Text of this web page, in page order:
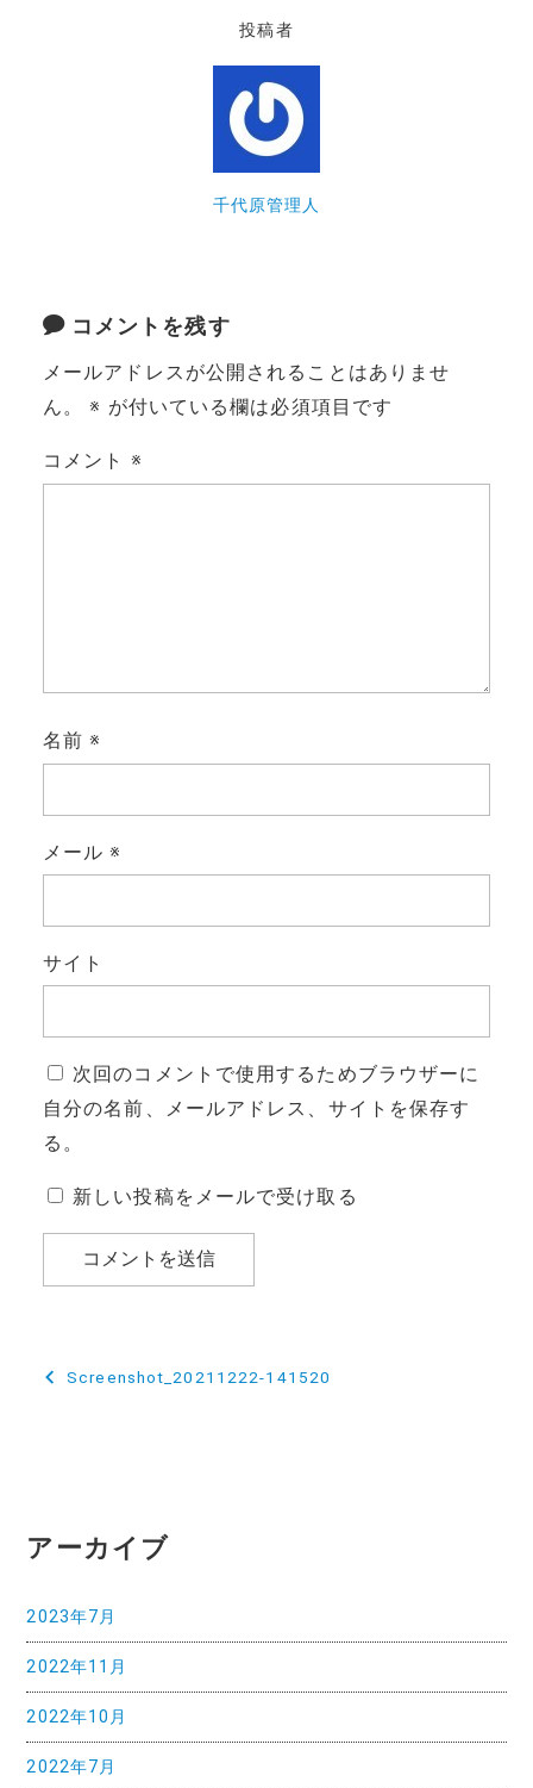
投稿者
千代原管理人
コメントを残す
メールアドレスが公開されることはありませ
ん。
※ が付いている欄は必須項目です
コメント ※
名前※
メール※
サイト
次回のコメントで使用するためブラウザーに
自分の名前、メールアドレス、サイトを保存す
る。
新しい投稿をメールで受け取る
投
ゲ
シ
ョ
ン
Screenshot_20211222-141520
アーカイブ
2023年7月
2022年11月
2022年10月
2022年7月